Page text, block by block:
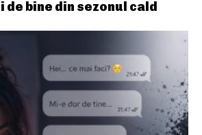
bine din sezonul cald